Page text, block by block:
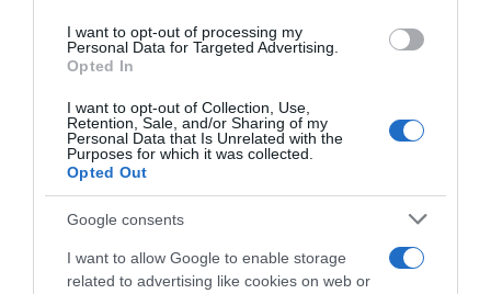
I want to opt-out of processing my
Personal Data for Targeted Advertising.
Opted In
I want to opt-out of Collection, Use,
Retention, Sale, and/or Sharing of my
Personal Data that Is Unrelated with the
Purposes for which it was collected.
Opted Out
Google consents
I want to allow Google to enable storage
related to advertising like cookies on web or
ΕΛΛΑΔΑ